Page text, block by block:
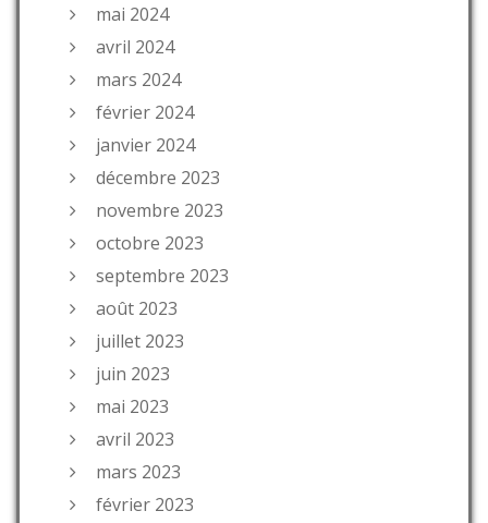
mai 2024
avril 2024
mars 2024
février 2024
janvier 2024
décembre 2023
novembre 2023
octobre 2023
septembre 2023
août 2023
juillet 2023
juin 2023
mai 2023
avril 2023
mars 2023
février 2023